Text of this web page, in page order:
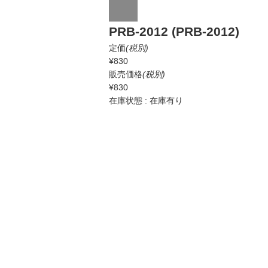
PRB-2012 (PRB-2012)
定価(税別)
¥830
販売価格(税別)
¥830
在庫状態 : 在庫有り